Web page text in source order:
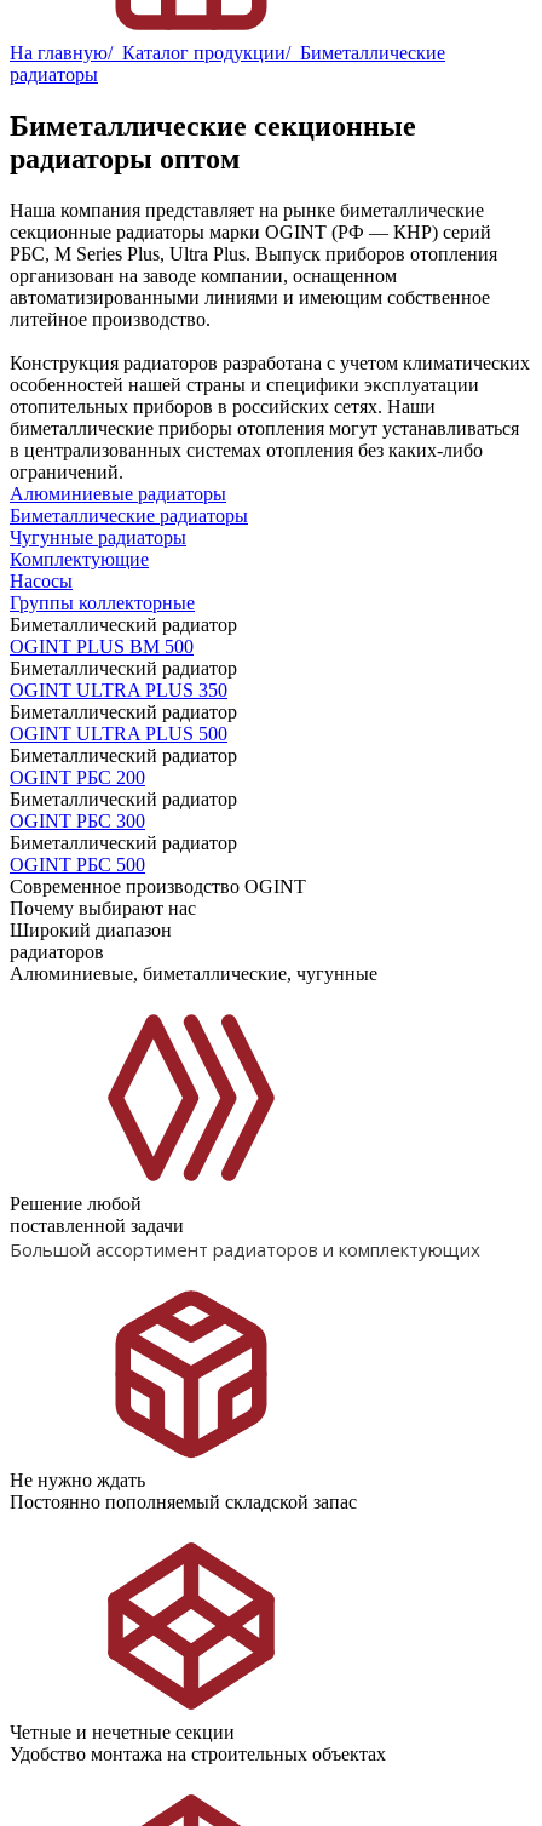
На главную/ Каталог продукции/ Биметаллические
радиаторы
Биметаллические секционные
радиаторы оптом
Наша компания представляет на рынке биметаллические
секционные радиаторы марки OGINT (РФ — КНР) серий
РБС, M Series Plus, Ultra Plus. Выпуск приборов отопления
организован на заводе компании, оснащенном
автоматизированными линиями и имеющим собственное
литейное производство.
Конструкция радиаторов разработана с учетом климатических
особенностей нашей страны и специфики эксплуатации
отопительных приборов в российских сетях. Наши
биметаллические приборы отопления могут устанавливаться
в централизованных системах отопления без каких-либо
ограничений.
Алюминиевые радиаторы
Биметаллические радиаторы
Чугунные радиаторы
Комплектующие
Насосы
Группы коллекторные
Биметаллический радиатор
OGINT PLUS BM 500
Биметаллический радиатор
OGINT ULTRA PLUS 350
Биметаллический радиатор
OGINT ULTRA PLUS 500
Биметаллический радиатор
OGINT РБС 200
Биметаллический радиатор
OGINT РБС 300
Биметаллический радиатор
OGINT РБС 500
Современное производство OGINT
Почему выбирают нас
Широкий диапазон
радиаторов
Алюминиевые, биметаллические, чугунные
Решение любой
поставленной задачи
Большой ассортимент радиаторов и комплектующих
Не нужно ждать
Постоянно пополняемый складской запас
Четные и нечетные секции
Удобство монтажа на строительных объектах